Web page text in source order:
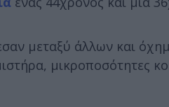
μεταξύ άλλων και
μικροποσότητες